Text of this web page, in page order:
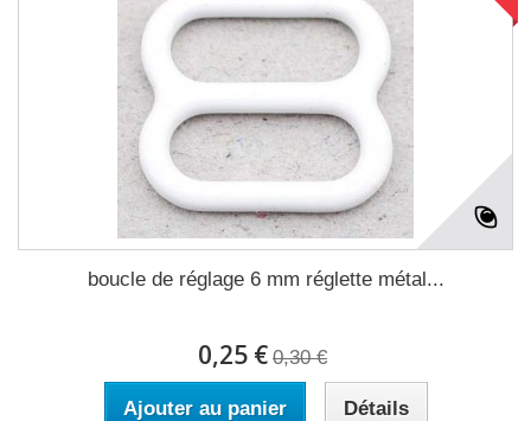
boucle de réglage 6 mm réglette métal...
0,25 € 0,30 €
Ajouter au panier Détails